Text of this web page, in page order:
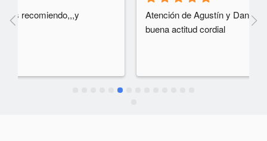
Atención de Agustín y Daniel espectacular muy